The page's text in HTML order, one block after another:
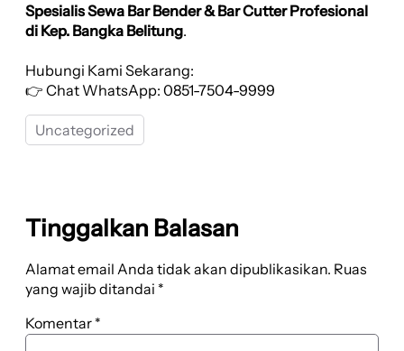
Spesialis Sewa Bar Bender & Bar Cutter Profesional
di Kep. Bangka Belitung.
Hubungi Kami Sekarang:
👉 Chat WhatsApp: 0851-7504-9999
Uncategorized
Tinggalkan Balasan
Alamat email Anda tidak akan dipublikasikan. Ruas
yang wajib ditandai *
Komentar *